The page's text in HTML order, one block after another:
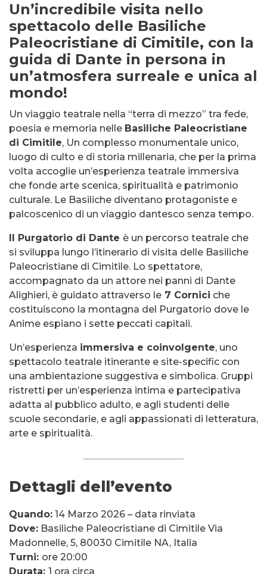
Un’incredibile visita nello
spettacolo delle Basiliche
Paleocristiane di Cimitile, con la
guida di Dante in persona in
un’atmosfera surreale e unica al
mondo!
Un viaggio teatrale nella “terra di mezzo” tra fede,
poesia e memoria nelle Basiliche Paleocristiane
di Cimitile, Un complesso monumentale unico,
luogo di culto e di storia millenaria, che per la prima
volta accoglie un’esperienza teatrale immersiva
che fonde arte scenica, spiritualità e patrimonio
culturale. Le Basiliche diventano protagoniste e
palcoscenico di un viaggio dantesco senza tempo.
Il Purgatorio di Dante è un percorso teatrale che
si sviluppa lungo l’itinerario di visita delle Basiliche
Paleocristiane di Cimitile. Lo spettatore,
accompagnato da un attore nei panni di Dante
Alighieri, è guidato attraverso le 7 Cornici che
costituiscono la montagna del Purgatorio dove le
Anime espiano i sette peccati capitali.
Un’esperienza immersiva e coinvolgente, uno
spettacolo teatrale itinerante e site-specific con
una ambientazione suggestiva e simbolica. Gruppi
ristretti per un’esperienza intima e partecipativa
adatta al pubblico adulto, e agli studenti delle
scuole secondarie, e agli appassionati di letteratura,
arte e spiritualità.
Dettagli dell’evento
Quando: 14 Marzo 2026 – data rinviata
Dove: Basiliche Paleocristiane di Cimitile Via
Madonnelle, 5, 80030 Cimitile NA, Italia
Turni: ore 20:00
Durata: 1 ora circa